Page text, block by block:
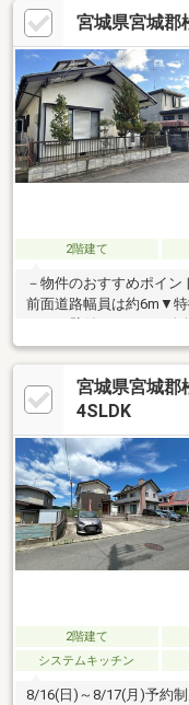
宮城県宮城郡
2階建て
－物件のおすすめポイ
前面道路幅員は約6m▼特
室は回遊性あり、家事・
側の和室に広縁を設置・
よる)▼周辺環境・華園児
高城店 徒歩7分(約500m)
物件の詳細・ご相談はお
宮城県宮城郡
4SLDK
2階建て
システムキッチン
8/16(日)～8/17(月)予約